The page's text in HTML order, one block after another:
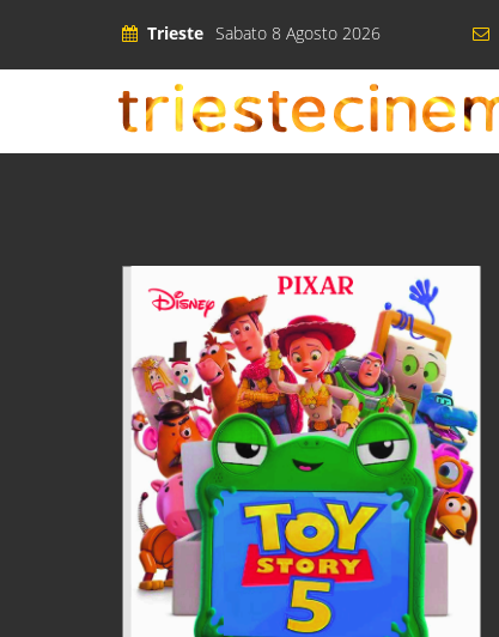
Trieste Sabato 8 Agosto 2026